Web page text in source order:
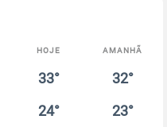
HOJE AMANHÃ
33° 32°
24° 23°